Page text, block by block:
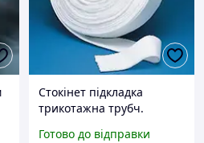
Стокінет підкладка
трикотажна трубч.
Готово до відправки